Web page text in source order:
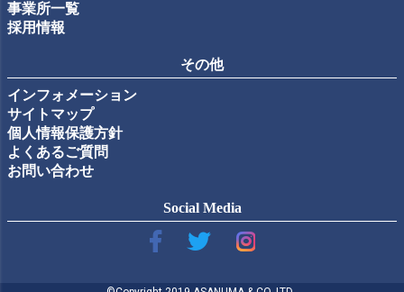
事業所一覧
採用情報
その他
インフォメーション
サイトマップ
個人情報保護方針
よくあるご質問
お問い合わせ
Social Media